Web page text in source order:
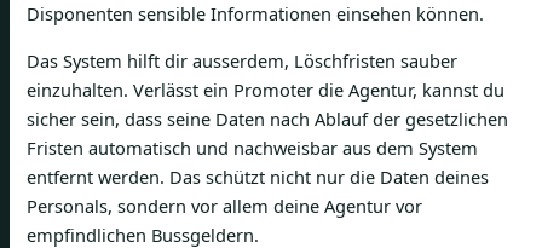
Disponenten sensible Informationen einsehen können.
Das System hilft dir ausserdem, Löschfristen sauber
einzuhalten. Verlässt ein Promoter die Agentur, kannst du
sicher sein, dass seine Daten nach Ablauf der gesetzlichen
Fristen automatisch und nachweisbar aus dem System
entfernt werden. Das schützt nicht nur die Daten deines
Personals, sondern vor allem deine Agentur vor
empfindlichen Bussgeldern.